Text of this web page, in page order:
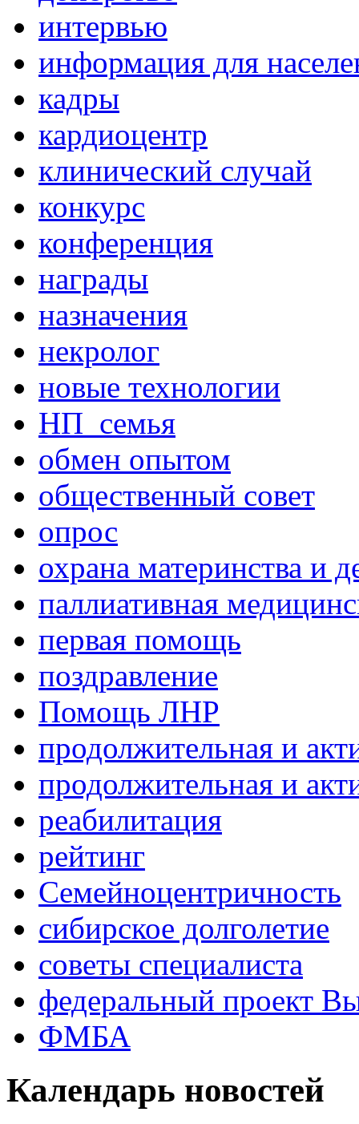
интервью
информация для
кадры
кардиоцентр
клинический случай
конкурс
конференция
награды
назначения
некролог
новые технологии
НП_семья
обмен опытом
общественный совет
опрос
охрана материнства и
паллиативная
первая помощь
поздравление
Помощь ЛНР
продолжительная и
продолжительная и
реабилитация
рейтинг
Семейноцентричность
сибирское долголетие
советы специалиста
федеральный проект
ФМБА
Календарь новостей